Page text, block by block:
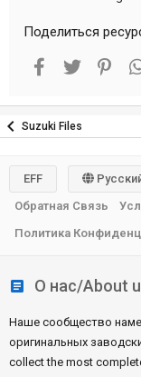
Поделиться
Facebook
Twitter
Suzuki Files
О нас/About
Наше сообщество
оригинальных
collect the most
EFF
Обратная Связь
Политика